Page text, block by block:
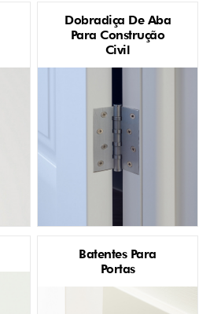
Dobradiça De Aba
Para Construção
Civil
Batentes Para
Portas